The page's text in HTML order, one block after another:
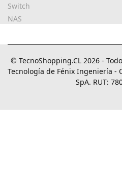
Switch
NAS
© TecnoShopping.CL 2026 -
Tecnología de Fénix Ingeniería -
SpA. RUT: